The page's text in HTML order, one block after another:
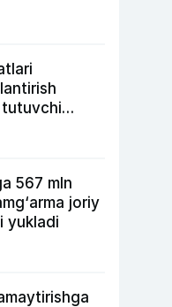
tutuvchi
567 mln
joriy
yukladi